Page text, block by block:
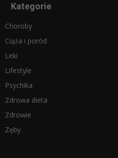
Kategorie
Choroby
Ciąża i poród
Leki
Lifestyle
Psychika
Zdrowa dieta
Zdrowie
Zęby